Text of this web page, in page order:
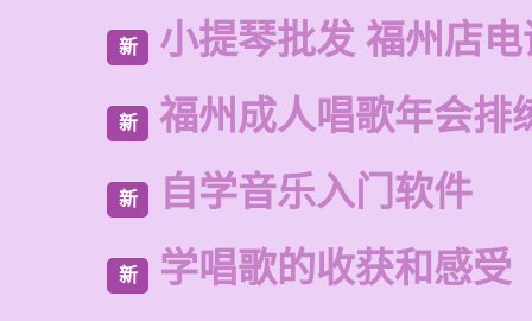
新 小提琴批发 福州店
新 福州成人唱歌年会排
新 自学音乐入门软件
新 学唱歌的收获和感受